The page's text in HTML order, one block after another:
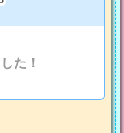
た！